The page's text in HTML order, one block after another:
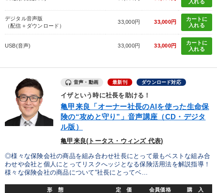
【1月】音声・映像 【2026年7月】音声・映像ご案内商品
マーケティング 井上和弘の財務力UP
売上直結の営業力や販売力を獲得する
目的別
社長の姿勢を学びたい 財務・数字力の向上
財務・数字力の向上 発想力を磨きたい
入れる
デジタル音声版
（配信＋ダウンロード）
33,000円 33,000円
カートに
入れる
USB(音声) 33,000円 33,000円
カートに
入れる
音声・動画 最新刊 ダウンロード対応
イザという時に社長を助ける！
亀甲来良「オーナー社長のAIを使った生命保
険の“攻めと守り”」音声講座（CD・デジタ
ル版）
亀甲来良(トータス・ウィンズ 代表)
◎様々な保険会社の商品を組み合わせ社長にとって最もベストな組み合
わせや会社と個人にとってリスクへッジとなる保険活用法を解説指導！
様々な保険会社の商品について“社長にとってベ...
形 態 定 価 会員価格 購 入